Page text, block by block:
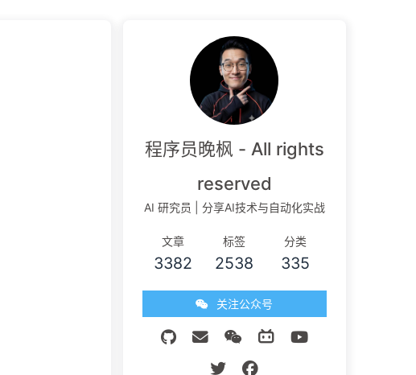
程序员晚枫 - All rights
reserved
AI 研究员 | 分享AI技术与自动化实战
文章
3382
标签
2538
分类
335
关注公众号